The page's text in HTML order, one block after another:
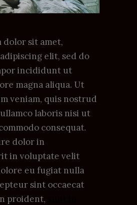
dolor sit amet,
elit, sed do
incididunt ut
magna aliqua. Ut
veniam, quis nostrud
laboris nisi ut
consequat.
dolor in
in voluptate velit
eu fugiat nulla
sint occaecat
proident,